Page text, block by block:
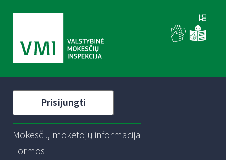
Prisijungti
Mokesčių mokėtojų informacija
Formos